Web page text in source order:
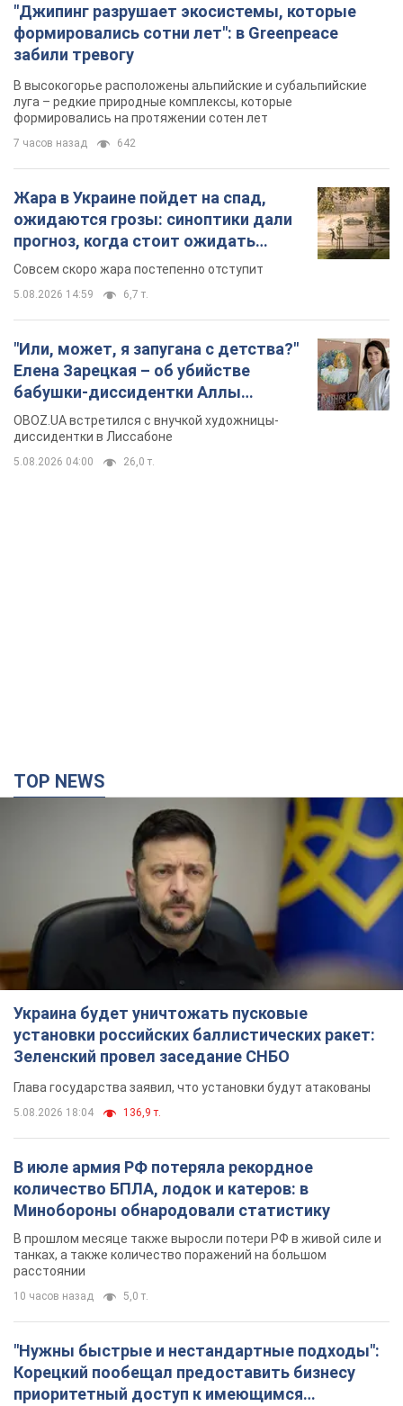
"Джипинг разрушает экосистемы, которые
формировались сотни лет": в Greenpeace
забили тревогу
В высокогорье расположены альпийские и субальпийские
луга – редкие природные комплексы, которые
формировались на протяжении сотен лет
7 часов назад 642
Жара в Украине пойдет на спад,
ожидаются грозы: синоптики дали
прогноз, когда стоит ожидать
изменения погоды
Совсем скоро жара постепенно отступит
5.08.2026 14:59 6,7 т.
"Или, может, я запугана с детства?"
Елена Зарецкая – об убийстве
бабушки-диссидентки Аллы
Горской, критике сына Стуса и
бегстве в Португалию с пятью
детьми
OBOZ.UA встретился с внучкой художницы-
диссидентки в Лиссабоне
5.08.2026 04:00 26,0 т.
TOP NEWS
Украина будет уничтожать пусковые
установки российских баллистических ракет:
Зеленский провел заседание СНБО
Глава государства заявил, что установки будут атакованы
5.08.2026 18:04 136,9 т.
В июле армия РФ потеряла рекордное
количество БПЛА, лодок и катеров: в
Минобороны обнародовали статистику
В прошлом месяце также выросли потери РФ в живой силе и
танках, а также количество поражений на большом
расстоянии
10 часов назад 5,0 т.
"Нужны быстрые и нестандартные подходы":
Корецкий пообещал предоставить бизнесу
приоритетный доступ к имеющимся